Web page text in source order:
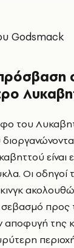
Godsmack
του
είναι
Οι
προς
αποφυγή της